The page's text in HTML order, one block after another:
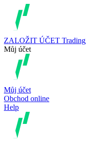
ZALOŽIT ÚČET Trading
Můj účet
Můj účet
Obchod online
Help